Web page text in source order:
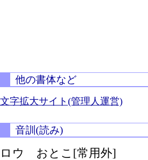
他の書体など
文字拡大サイト(管理人運営)
音訓(読み)
ロウ おとこ[常用外]